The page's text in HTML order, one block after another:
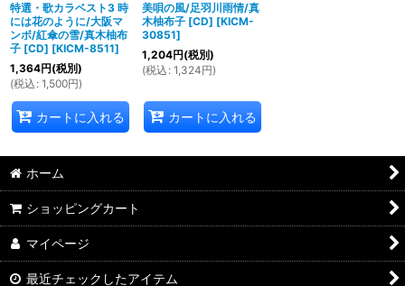
特選・歌カラベスト3 時
には花のように/大阪マ
ンボ/紅傘の雪/真木柚布
子 [CD] [KICM-8511]
1,364円(税別)
(税込 : 1,500円)
カートに入れる
美唄の風/足羽川雨情/真
木柚布子 [CD] [KICM-
30851]
1,204円(税別)
(税込 : 1,324円)
カートに入れる
ホーム
ショッピングカート
マイページ
最近チェックしたアイテム